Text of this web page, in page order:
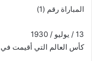
المباراة رقم (1)
13 / يوليو / 1930
كأس العالم التي أقيمت في